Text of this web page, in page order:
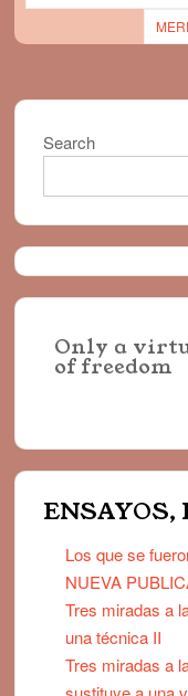
navigation
Search
Only a
of freedom
ENSAYOS,
Los que se
NUEVA
Tres miradas a
una técnica II
Tres miradas a